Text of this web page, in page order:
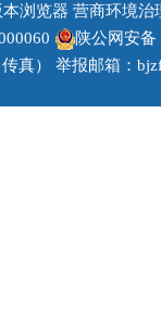
浏览器 营商环境治
陕公网安备
真） 举报邮箱：